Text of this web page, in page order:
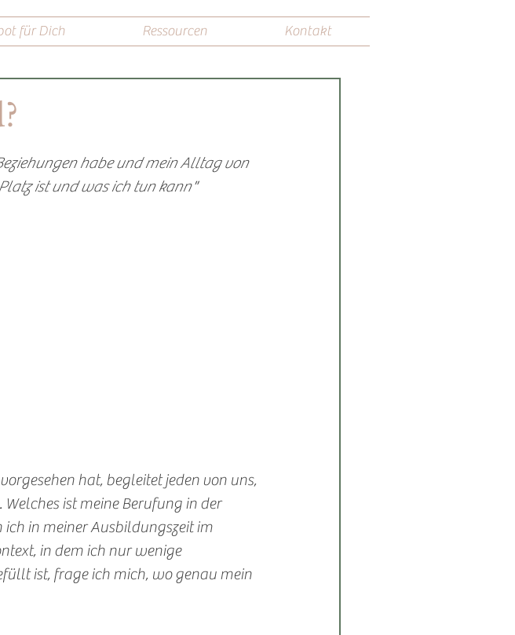
für Dich Ressourcen Kontakt
habe und mein Alltag von
ist und was ich tun kann"
hat, begleitet jeden von uns,
ist meine Berufung in der
ich in meiner Ausbildungszeit im
in dem ich nur wenige
ist, frage ich mich, wo genau mein